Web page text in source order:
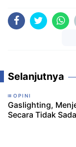
Selanjutnya
OPINI
Gaslighting,
Secara Tidak